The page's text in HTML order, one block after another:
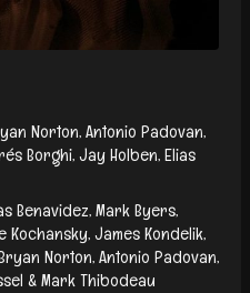
Norton, Antonio Padovan,
Borghi, Jay Holben, Elias
Benavidez, Mark Byers,
Kochansky, James Kondelik,
Norton, Antonio Padovan,
& Mark Thibodeau